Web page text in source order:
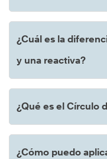
¿Cuál es la
y una reactiva?
¿Qué es el Círculo
¿Cómo puedo